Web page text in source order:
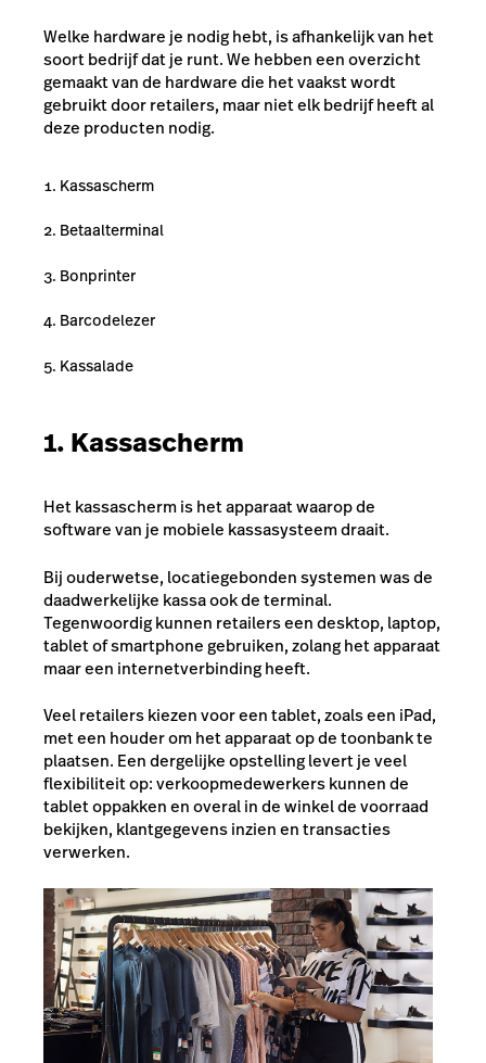
Welke hardware je nodig hebt, is afhankelijk van het
soort bedrijf dat je runt. We hebben een overzicht
gemaakt van de hardware die het vaakst wordt
gebruikt door retailers, maar niet elk bedrijf heeft al
deze producten nodig.
Kassascherm
Betaalterminal
Bonprinter
Barcodelezer
Kassalade
1. Kassascherm
Het kassascherm is het apparaat waarop de
software van je mobiele kassasysteem draait.
Bij ouderwetse, locatiegebonden systemen was de
daadwerkelijke kassa ook de terminal.
Tegenwoordig kunnen retailers een desktop, laptop,
tablet of smartphone gebruiken, zolang het apparaat
maar een internetverbinding heeft.
Veel retailers kiezen voor een tablet, zoals een iPad,
met een houder om het apparaat op de toonbank te
plaatsen. Een dergelijke opstelling levert je veel
flexibiliteit op: verkoopmedewerkers kunnen de
tablet oppakken en overal in de winkel de voorraad
bekijken, klantgegevens inzien en transacties
verwerken.